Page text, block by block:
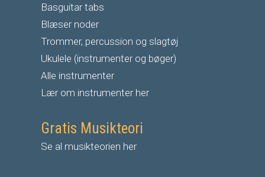
Basguitar tabs
Blæser noder
Trommer, percussion og slagtøj
Ukulele (instrumenter og bøger)
Alle instrumenter
Lær om instrumenter her
Gratis Musikteori
Se al musikteorien her